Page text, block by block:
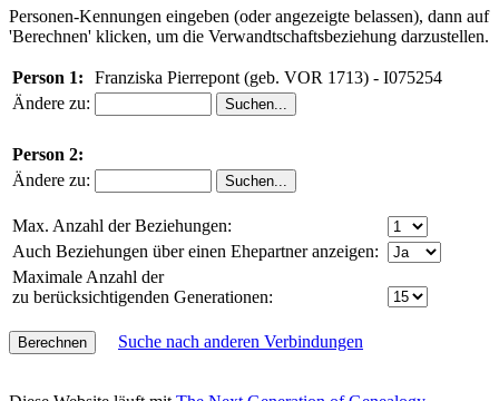
Personen-Kennungen eingeben (oder angezeigte belassen), dann auf
'Berechnen' klicken, um die Verwandtschaftsbeziehung darzustellen.
Person 1:
Franziska Pierrepont (geb. VOR 1713) - I075254
Ändere zu:
Person 2:
Ändere zu:
Max. Anzahl der Beziehungen:
Auch Beziehungen über einen Ehepartner anzeigen:
Maximale Anzahl der
zu berücksichtigenden Generationen:
Suche nach anderen Verbindungen